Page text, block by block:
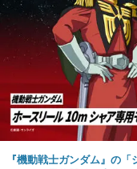
『機動戦士ガンダム』の